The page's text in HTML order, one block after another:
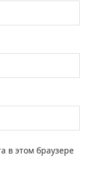
в этом браузере